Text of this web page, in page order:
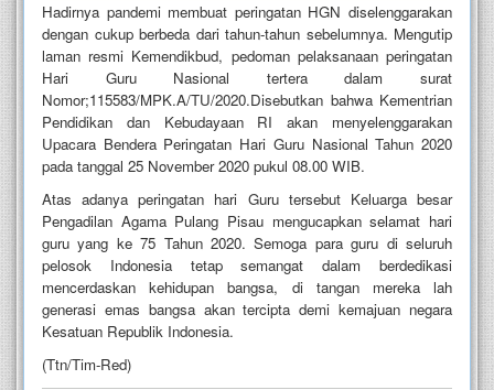
Hadirnya pandemi membuat peringatan HGN diselenggarakan
dengan cukup berbeda dari tahun-tahun sebelumnya. Mengutip
laman resmi Kemendikbud, pedoman pelaksanaan peringatan
Hari Guru Nasional tertera dalam surat
Nomor;115583/MPK.A/TU/2020.Disebutkan bahwa Kementrian
Pendidikan dan Kebudayaan RI akan menyelenggarakan
Upacara Bendera Peringatan Hari Guru Nasional Tahun 2020
pada tanggal 25 November 2020 pukul 08.00 WIB.
Atas adanya peringatan hari Guru tersebut Keluarga besar
Pengadilan Agama Pulang Pisau mengucapkan selamat hari
guru yang ke 75 Tahun 2020. Semoga para guru di seluruh
pelosok Indonesia tetap semangat dalam berdedikasi
mencerdaskan kehidupan bangsa, di tangan mereka lah
generasi emas bangsa akan tercipta demi kemajuan negara
Kesatuan Republik Indonesia.
(Ttn/Tim-Red)